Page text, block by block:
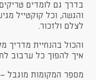
בדרך גם לומדים
והגשה, וכל קוקטייל
לצלם ולזכור.
והכול בהנחיית מדריך
איך להפוך כל ערבוב
מספר המקומות מוגבל